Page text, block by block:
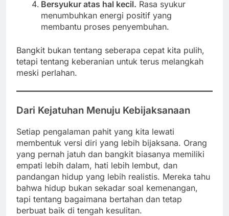
Bersyukur atas hal kecil. Rasa syukur
menumbuhkan energi positif yang
membantu proses penyembuhan.
Bangkit bukan tentang seberapa cepat kita pulih,
tetapi tentang keberanian untuk terus melangkah
meski perlahan.
Dari Kejatuhan Menuju Kebijaksanaan
Setiap pengalaman pahit yang kita lewati
membentuk versi diri yang lebih bijaksana. Orang
yang pernah jatuh dan bangkit biasanya memiliki
empati lebih dalam, hati lebih lembut, dan
pandangan hidup yang lebih realistis. Mereka tahu
bahwa hidup bukan sekadar soal kemenangan,
tapi tentang bagaimana bertahan dan tetap
berbuat baik di tengah kesulitan.